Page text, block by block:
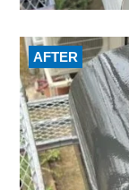
AFTER